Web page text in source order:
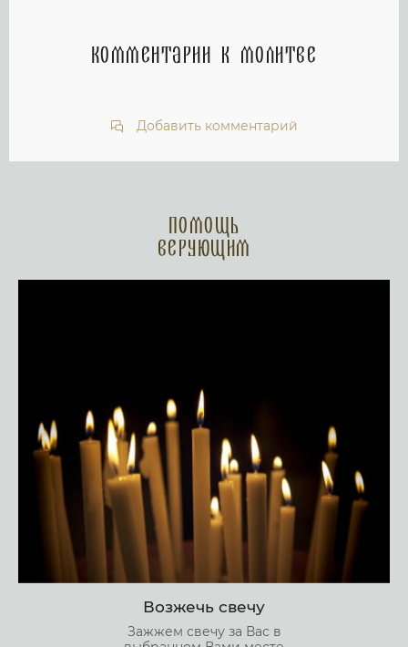
Комментарии к молитве
Добавить комментарий
Помощь
верующим
Возжечь свечу
Зажжем свечу за Вас в